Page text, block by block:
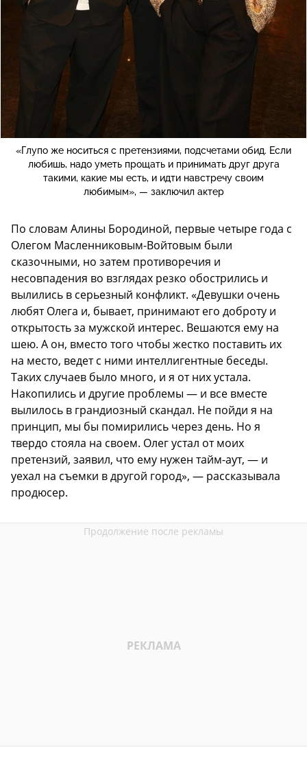
«Глупо же носиться с претензиями, подсчетами обид. Если
любишь, надо уметь прощать и принимать друг друга
такими, какие мы есть, и идти навстречу своим
любимым», — заключил актер
По словам Алины Бородиной, первые четыре года с
Олегом Масленниковым-Войтовым были
сказочными, но затем противоречия и
несовпадения во взглядах резко обострились и
вылились в серьезный конфликт. «Девушки очень
любят Олега и, бывает, принимают его доброту и
открытость за мужской интерес. Вешаются ему на
шею. А он, вместо того чтобы жестко поставить их
на место, ведет с ними интеллигентные беседы.
Таких случаев было много, и я от них устала.
Накопились и другие проблемы — и все вместе
вылилось в грандиозный скандал. Не пойди я на
принцип, мы бы помирились через день. Но я
твердо стояла на своем. Олег устал от моих
претензий, заявил, что ему нужен тайм-аут, — и
уехал на съемки в другой город», — рассказывала
продюсер.